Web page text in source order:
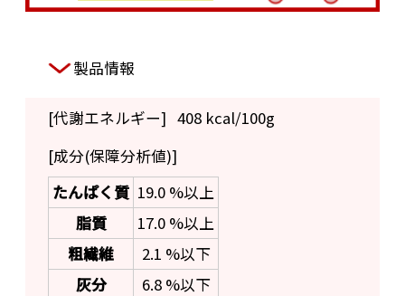
製品情報
[代謝エネルギー] 408 kcal/100g
[成分(保障分析値)]
たんぱく質 19.0 %以上
脂質
17.0 %以上
粗繊維
2.1 %以下
灰分
6.8 %以下